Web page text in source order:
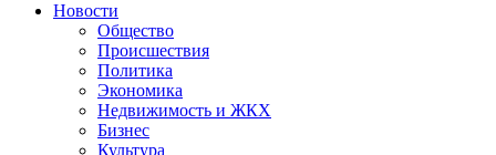
Новости
Общество
Происшествия
Политика
Экономика
Недвижимость и ЖКХ
Бизнес
Культура